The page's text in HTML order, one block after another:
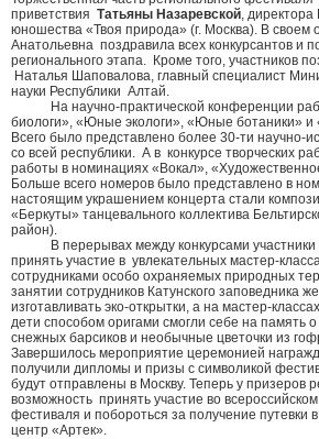
приветствия Татьяны Назаревской, директора
юношества «Твоя природа» (г. Москва). В своем
Анатольевна поздравила всех конкурсантов и
регионального этапа. Кроме того, участников
Наталья Шаповалова, главный специалист
науки Республики Алтай.
На научно-практической конференции
биологи», «Юные экологи», «Юные ботаники» и
Всего было представлено более 30-ти научно-
со всей республики. А в конкурсе творческих
работы в номинациях «Вокал»,
Больше всего номеров было представлено в
настоящим украшением концерта стали
«Беркуты» танцевального коллектива
район).
В перерывах между конкурсами участники и
принять участие в увлекательных мастер-
сотрудниками особо охраняемых природных
занятии сотрудников Катунского заповедника
изготавливать эко-открытки, а на мастер-
дети способом оригами смогли себе на память
снежных барсиков и необычные цветочки из
Завершилось мероприятие церемонией
получили дипломы и призы с символикой
будут отправлены в Москву. Теперь у призеров
возможность принять участие во
фестиваля и побороться за получение путевки
центр «Артек».